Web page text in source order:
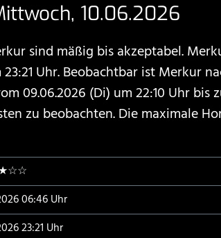
10.06.2026
sind mäßig bis akzeptabel.
Uhr. Beobachtbar ist Merkur
09.06.2026 (Di) um 22:10 Uhr bis
zu beobachten. Die maximale
06:46 Uhr
23:21 Uhr